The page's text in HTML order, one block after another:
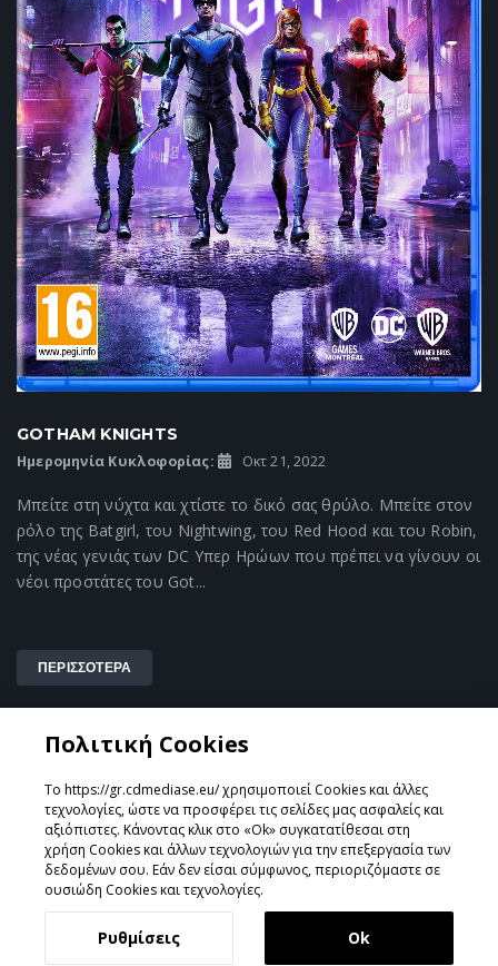
GOTHAM KNIGHTS
Ημερομηνία Κυκλοφορίας: Οκτ 21, 2022
Μπείτε στη νύχτα και χτίστε το δικό σας θρύλο. Μπείτε στον
ρόλο της Batgirl, του Nightwing, του Red Hood και του Robin,
της νέας γενιάς των DC Υπερ Ηρώων που πρέπει να γίνουν οι
νέοι προστάτες του Got...
ΠΕΡΙΣΣΟΤΕΡΑ
Σχεδιάστηκε & Υλοποιήθηκε απόGeeSmo - Internet
Transformation
Πολιτική Cookies
Το https://gr.cdmediase.eu/ χρησιμοποιεί Cookies και άλλες
τεχνολογίες, ώστε να προσφέρει τις σελίδες μας ασφαλείς και
αξιόπιστες. Κάνοντας κλικ στο «Ok» συγκατατίθεσαι στη
χρήση Cookies και άλλων τεχνολογιών για την επεξεργασία των
δεδομένων σου. Εάν δεν είσαι σύμφωνος, περιοριζόμαστε σε
ουσιώδη Cookies και τεχνολογίες.
Ρυθμίσεις Ok